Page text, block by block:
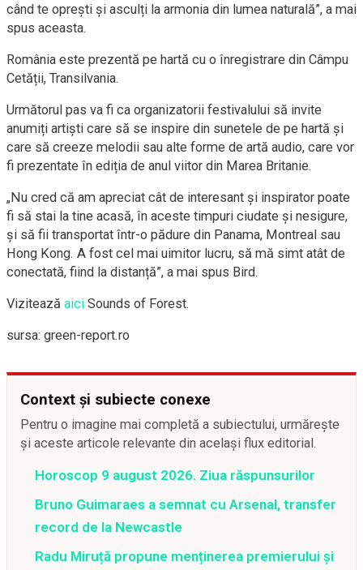
când te oprești și asculți la armonia din lumea naturală”, a mai
spus aceasta.
România este prezentă pe hartă cu o înregistrare din Câmpu
Cetății, Transilvania.
Următorul pas va fi ca organizatorii festivalului să invite
anumiți artiști care să se inspire din sunetele de pe hartă și
care să creeze melodii sau alte forme de artă audio, care vor
fi prezentate în ediția de anul viitor din Marea Britanie.
„Nu cred că am apreciat cât de interesant și inspirator poate
fi să stai la tine acasă, în aceste timpuri ciudate și nesigure,
și să fii transportat într-o pădure din Panama, Montreal sau
Hong Kong. A fost cel mai uimitor lucru, să mă simt atât de
conectată, fiind la distanță”, a mai spus Bird.
Vizitează aici Sounds of Forest.
sursa: green-report.ro
Context și subiecte conexe
Pentru o imagine mai completă a subiectului, urmărește
și aceste articole relevante din același flux editorial.
Horoscop 9 august 2026. Ziua răspunsurilor
Bruno Guimaraes a semnat cu Arsenal, transfer
record de la Newcastle
Radu Miruță propune menținerea premierului și